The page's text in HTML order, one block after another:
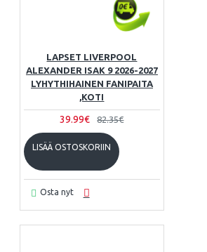
LAPSET LIVERPOOL
ALEXANDER ISAK 9 2026-2027
LYHYTHIHAINEN FANIPAITA
,KOTI
39.99€ 82.35€
LISÄÄ OSTOSKORIIN
Osta nyt